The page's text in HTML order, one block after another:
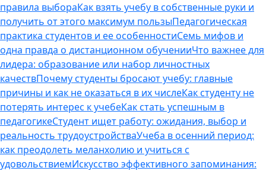
правила выбораКак взять учебу в собственные руки и
получить от этого максимум пользыПедагогическая
практика студентов и ее особенностиСемь мифов и
одна правда о дистанционном обученииЧто важнее для
лидера: образование или набор личностных
качествПочему студенты бросают учебу: главные
причины и как не оказаться в их числеКак студенту не
потерять интерес к учебеКак стать успешным в
педагогикеСтудент ищет работу: ожидания, выбор и
реальность трудоустройстваУчеба в осенний период:
как преодолеть меланхолию и учиться с
удовольствиемИскусство эффективного запоминания: